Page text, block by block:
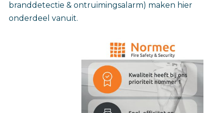
branddetectie & ontruimingsalarm) maken hier
onderdeel vanuit.